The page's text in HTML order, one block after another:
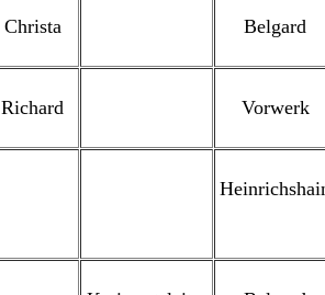
Christa Belgard
Richard Vorwerk